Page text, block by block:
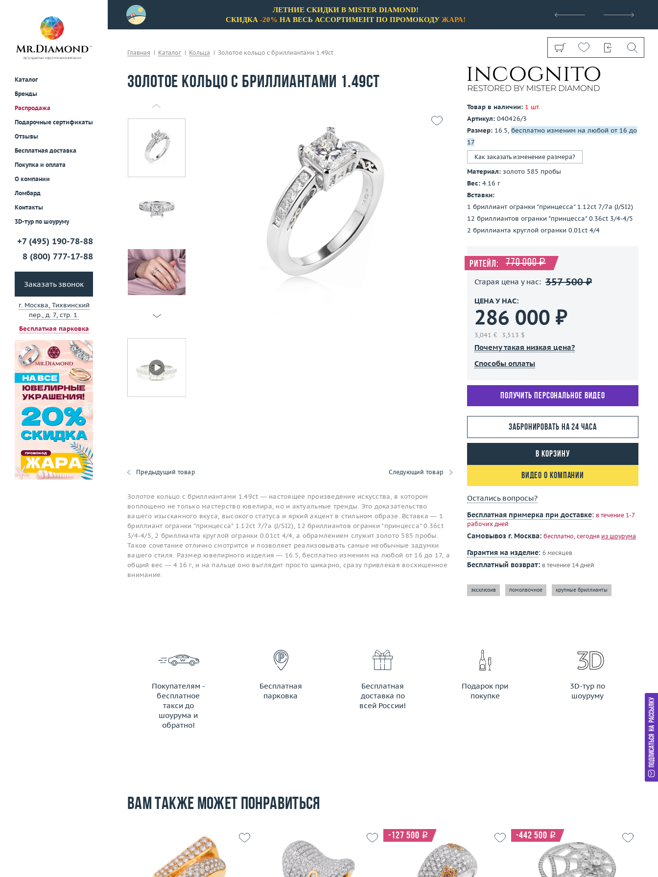
Каталог
Бренды
Распродажа
Подарочные сертификаты
Отзывы
Бесплатная доставка
Покупка и оплата
О компании
Ломбард
Контакты
3D-тур по шоуруму
+7 (495) 190-78-88
8 (800) 777-17-88
Заказать звонок
г. Москва, Тихвинский
пер., д. 7, стр. 1.
Бесплатная парковка
примерки!
ЛЕТНИЕ СКИДКИ В MISTER DIAMOND!
СКИДКА -20% НА ВЕСЬ АССОРТИМЕНТ ПО ПРОМОКОДУ ЖАРА!
Показать все
Главная Каталог Кольца Золотое кольцо с бриллиантами 1.49ct
Золотое кольцо с бриллиантами 1.49ct
Предыдущий товар Следующий товар
Золотое кольцо с бриллиантами 1.49ct — настоящее произведение искусства, в котором
воплощено не только мастерство ювелира, но и актуальные тренды. Это доказательство
вашего изысканного вкуса, высокого статуса и яркий акцент в стильном образе. Вставка — 1
бриллиант огранки "принцесса" 1.12ct 7/7a (J/SI2), 12 бриллиантов огранки "принцесса" 0.36ct
3/4-4/5, 2 бриллианта круглой огранки 0.01ct 4/4, а обрамлением служит золото 585 пробы.
Такое сочетание отлично смотрится и позволяет реализовывать самые необычные задумки
вашего стиля. Размер ювелирного изделия — 16.5, бесплатно изменим на любой от 16 до 17, а
общий вес — 4.16 г, и на пальце оно выглядит просто шикарно, сразу привлекая восхищенное
внимание.
Товар в наличии: 1 шт.
Артикул: 040426/3
Размер: 16.5, бесплатно изменим на любой от 16 до
17
Как заказать изменение размера?
Материал: золото 585 пробы
Вес: 4.16 г
Вставки:
1 бриллиант огранки "принцесса" 1.12ct 7/7a (J/SI2)
12 бриллиантов огранки "принцесса" 0.36ct 3/4-4/5
2 бриллианта круглой огранки 0.01ct 4/4
Ритейл: 770 000 ₽
Старая цена у нас: 357 500 ₽
ЦЕНА У НАС:
286 000 ₽
3,041 € 3,513 $
Почему такая низкая цена?
Способы оплаты
Получить персональное видео
Забронировать на 24 часа
В корзину
Видео о компании
Остались вопросы?
Бесплатная примерка при доставке: в течение 1-7
рабочих дней
Самовывоз г. Москва: бесплатно, сегодня из шоурума
Гарантия на изделие: 6 месяцев
Бесплатный возврат: в течение 14 дней
эксклюзив помолвочное крупные бриллианты
Покупателям -
бесплатное
такси до
шоурума и
обратно!
ЗАКАЗАТЬ ТАКСИ
Бесплатная
парковка
Бесплатная
доставка по
всей России!
Подарок при
покупке
3D-тур по
шоуруму
Вам также может понравиться
Размер Размер
-127 500 i
Размер
-442 500 i